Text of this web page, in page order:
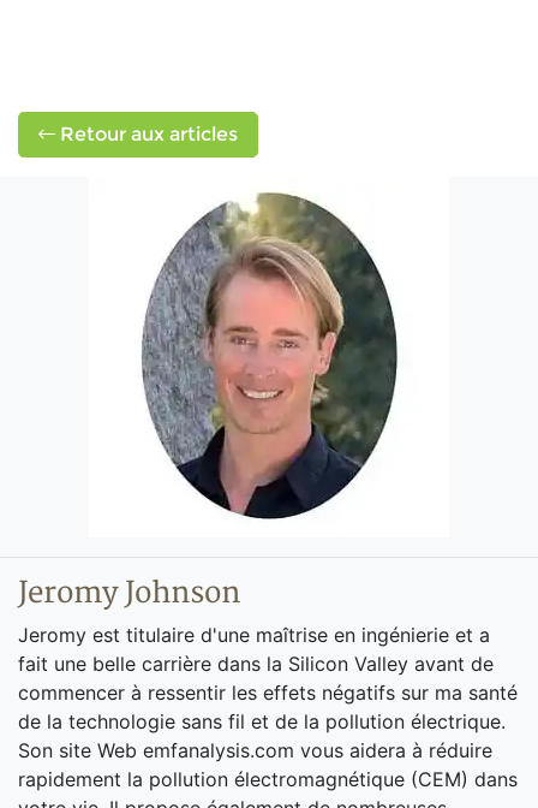
Retour aux articles
Jeromy Johnson
Jeromy est titulaire d'une maîtrise en ingénierie et a
fait une belle carrière dans la Silicon Valley avant de
commencer à ressentir les effets négatifs sur ma santé
de la technologie sans fil et de la pollution électrique.
Son site Web emfanalysis.com vous aidera à réduire
rapidement la pollution électromagnétique (CEM) dans